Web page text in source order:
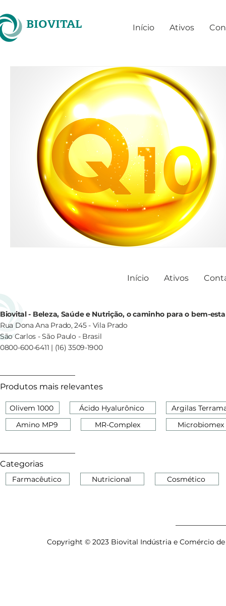
BIOVITAL Início Ativos
Biovital - Beleza, Saúde e Nutrição, o caminho para o bem-
Rua Dona Ana Prado, 245 - Vila Prado
São Carlos - São Paulo - Brasil
0800-600-6411 | (16) 3509-1900
Início Ativos
Produtos mais relevantes
Olivem 1000
Ácido Hyalurônico
Amino MP9
MR-Complex
Argilas
Microbiomex
Categorias
Farmacêutico Nutricional Cosmético
Copyright © 2023 Biovital Indústria e Comércio de